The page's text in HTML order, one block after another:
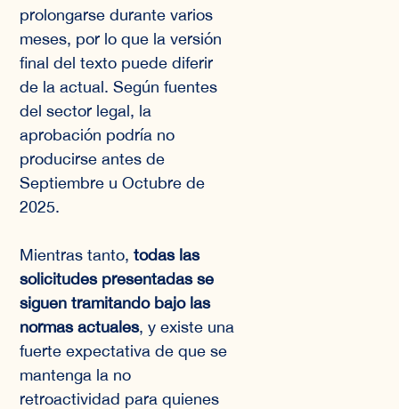
prolongarse durante varios
meses, por lo que la versión
final del texto puede diferir
de la actual. Según fuentes
del sector legal, la
aprobación podría no
producirse antes de
Septiembre u Octubre de
2025.
Mientras tanto,todas las
solicitudes presentadas se
siguen tramitando bajo las
normas actuales, y existe una
fuerte expectativa de que se
mantenga la no
retroactividad para quienes